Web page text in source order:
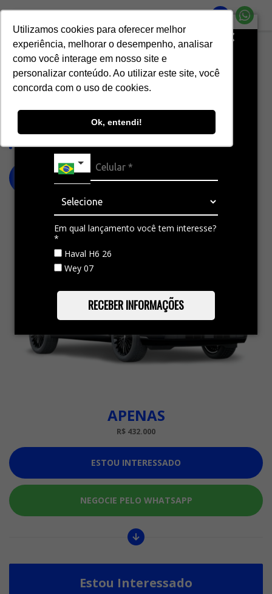
Resgate seu cupom de desconto
para aposentar aquilo que já não te
representa mais.
Em qual lançamento você tem interesse?
*
Haval H6 26
Wey 07
RECEBER INFORMAÇÕES
Utilizamos cookies para oferecer melhor
experiência, melhorar o desempenho, analisar
como você interage em nosso site e
personalizar conteúdo. Ao utilizar este site, você
concorda com o uso de cookies.
Ok, entendi!
Página Inicial Ofertas WEY 07 DARK EDITION 2027
GWMWEY 07 DARK EDITION 2027
DARK EDITION
O SUV híbrido de luxo da GWM
Híbrido Plug-in com máxima eficiência
517cv de potência 4,9 s
COMPRE AGORA
APENAS
R$ 432.000
ESTOU INTERESSADO
NEGOCIE PELO WHATSAPP
Estou Interessado